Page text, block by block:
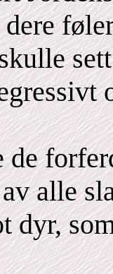
de
alle
dyr,